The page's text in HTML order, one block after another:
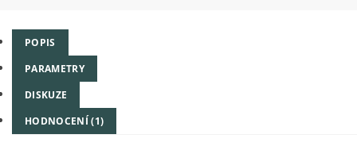
POPIS
PARAMETRY
DISKUZE
HODNOCENÍ (1)